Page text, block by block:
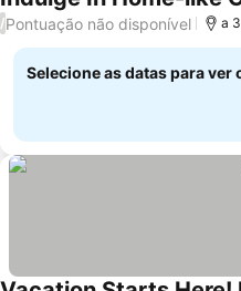
/Pontuação não disponível a
Selecione as datas para ver